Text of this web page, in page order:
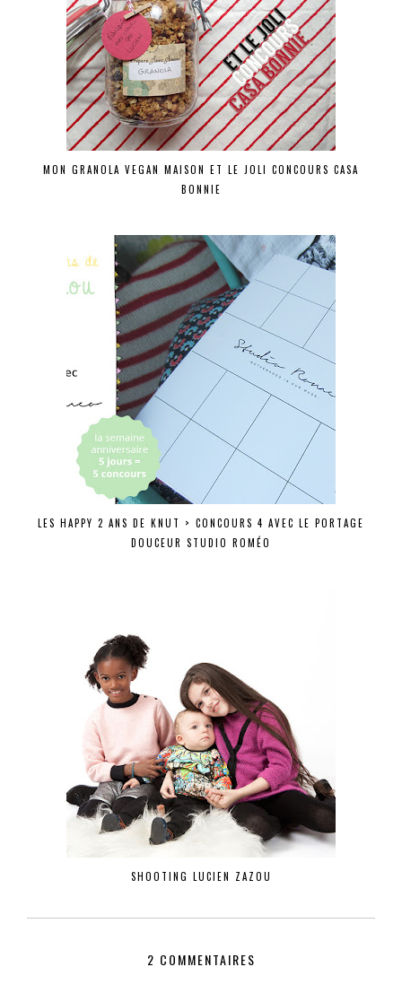
MON GRANOLA VEGAN MAISON ET LE JOLI CONCOURS CASA
BONNIE
LES HAPPY 2 ANS DE KNUT > CONCOURS 4 AVEC LE PORTAGE
DOUCEUR STUDIO ROMÉO
SHOOTING LUCIEN ZAZOU
2 COMMENTAIRES